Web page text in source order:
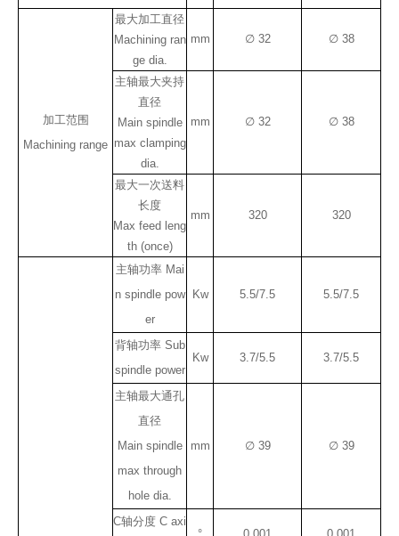
加工范围
Machining range
最大加工直径
Machining ran
ge dia.
mm ∅ 32 ∅ 38
主轴最大夹持
直径
Main spindle
max clamping
dia.
mm ∅ 32 ∅ 38
最大一次送料
长度
Max feed leng
th (once)
mm 320 320
主轴功率 Mai
n spindle pow
er
Kw 5.5/7.5 5.5/7.5
背轴功率 Sub
spindle power
Kw 3.7/5.5 3.7/5.5
主轴最大通孔
直径
Main spindle
max through
hole dia.
mm ∅ 39 ∅ 39
C轴分度 C axi